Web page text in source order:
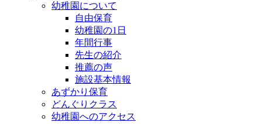
幼稚園について
自由保育
幼稚園の1日
年間行事
先生の紹介
推薦の声
施設基本情報
あずかり保育
どんぐりクラス
幼稚園へのアクセス